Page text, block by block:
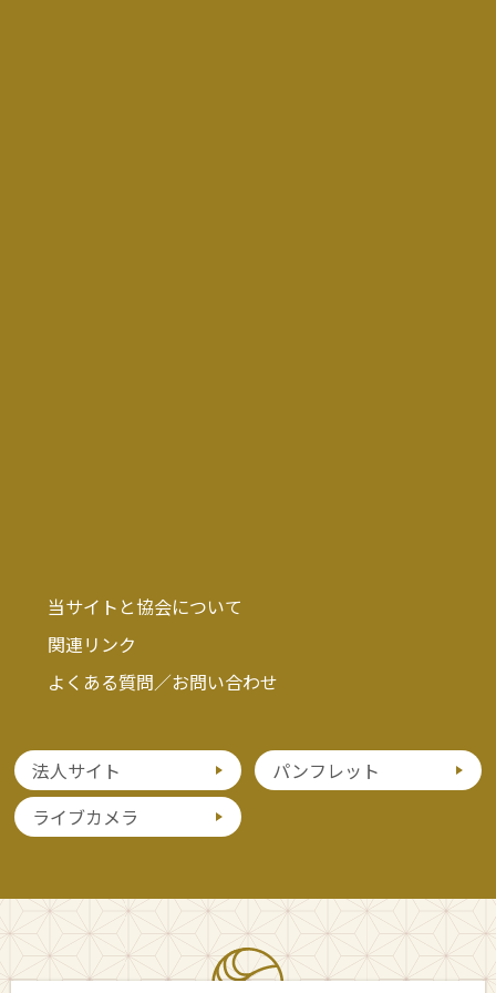
当サイトと協会について
関連リンク
よくある質問／お問い合わせ
法人サイト
パンフレット
ライブカメラ